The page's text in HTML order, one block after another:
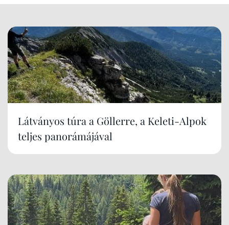
Látványos túra a Göllerre, a Keleti-Alpok
teljes panorámájával